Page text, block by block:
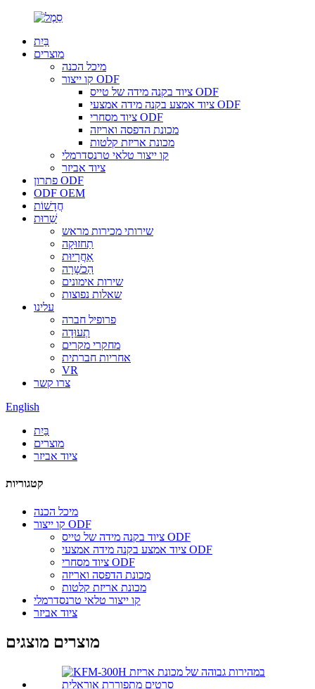
בַּיִת
מוצרים
מיכל הכנה
קו ייצור ODF
ציוד בקנה מידה של טייס ODF
ציוד אמצע בקנה מידה אמצעי ODF
ציוד מסחרי ODF
מכונת הדפסה ואריזה
מכונת אריזת קלטות
קו ייצור טלאי טרנסדרמלי
ציוד אביזר
פתרון ODF
ODF OEM
חֲדָשׁוֹת
שֵׁרוּת
שירותי מכירות מראש
תַחזוּקָה
אַחֲרָיוּת
הַכשָׁרָה
שירות אימונים
שאלות נפוצות
עלינו
פרופיל חברה
תְעוּדָה
מחקרי מקרים
אחריות חברתית
VR
צרו קשר
English
בַּיִת
מוצרים
ציוד אביזר
קטגוריות
מיכל הכנה
קו ייצור ODF
ציוד בקנה מידה של טייס ODF
ציוד אמצע בקנה מידה אמצעי ODF
ציוד מסחרי ODF
מכונת הדפסה ואריזה
מכונת אריזת קלטות
קו ייצור טלאי טרנסדרמלי
ציוד אביזר
מוצרים מוצגים